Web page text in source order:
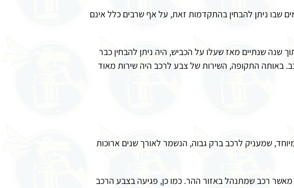
שבו ניתן להבחין בהתקדמות זאת, על אף שרבים כלל אינם
שבתוך שנה שנתיים מאז שעלו על הכביש, היה ניתן להבחין כבר
באותה התקופה, השירות של צבע לרכב היה שירות מאוד
שמעניק לרכב ברק גבוה, הנשמר לאורך שנים ארוכות
רכב שמתנהל באזור ההר. כמו כן, פגיעה בצבע הרכב